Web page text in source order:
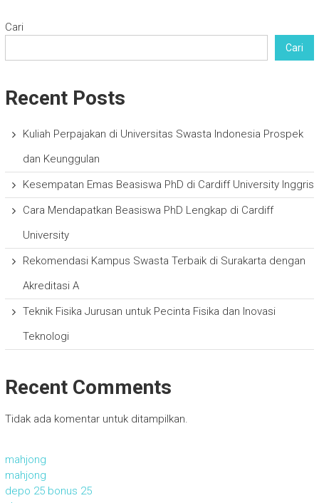
Cari
Cari
Recent Posts
Kuliah Perpajakan di Universitas Swasta Indonesia Prospek
dan Keunggulan
Kesempatan Emas Beasiswa PhD di Cardiff University Inggris
Cara Mendapatkan Beasiswa PhD Lengkap di Cardiff
University
Rekomendasi Kampus Swasta Terbaik di Surakarta dengan
Akreditasi A
Teknik Fisika Jurusan untuk Pecinta Fisika dan Inovasi
Teknologi
Recent Comments
Tidak ada komentar untuk ditampilkan.
mahjong
mahjong
depo 25 bonus 25